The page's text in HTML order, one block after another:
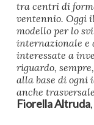
tra centri di
ventennio. Oggi
modello per lo
internazionale e
interessate a
riguardo,
alla base di ogni
anche
Fiorella Altruda